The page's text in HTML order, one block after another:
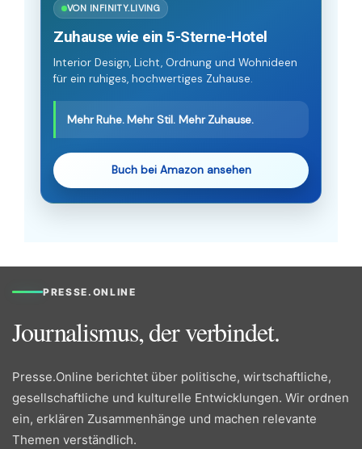
VON INFINITY.LIVING
Zuhause wie ein 5-Sterne-Hotel
Interior Design, Licht, Ordnung und Wohnideen
für ein ruhiges, hochwertiges Zuhause.
Mehr Ruhe. Mehr Stil. Mehr Zuhause.
Buch bei Amazon ansehen
PRESSE.ONLINE
Journalismus, der verbindet.
Presse.Online berichtet über politische, wirtschaftliche,
gesellschaftliche und kulturelle Entwicklungen. Wir ordnen
ein, erklären Zusammenhänge und machen relevante
Themen verständlich.